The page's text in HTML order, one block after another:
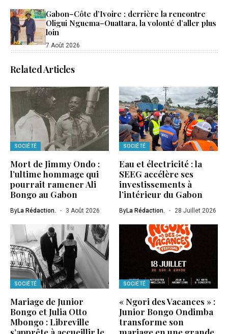
Gabon–Côte d’Ivoire : derrière la rencontre
Oligui Nguema–Ouattara, la volonté d’aller plus
loin
7 Août 2026
Related Articles
SOCIÉTÉ
Mort de Jimmy Ondo :
l’ultime hommage qui
pourrait ramener Ali
Bongo au Gabon
ByLa Rédaction. 3 Août 2026
SOCIÉTÉ
Eau et électricité : la
SEEG accélère ses
investissements à
l’intérieur du Gabon
ByLa Rédaction. 28 Juillet 2026
SOCIÉTÉ
Mariage de Junior
Bongo et Julia Otto
Mbongo : Libreville
SOCIÉTÉ
« Ngori des Vacances » :
Junior Bongo Ondimba
transforme son